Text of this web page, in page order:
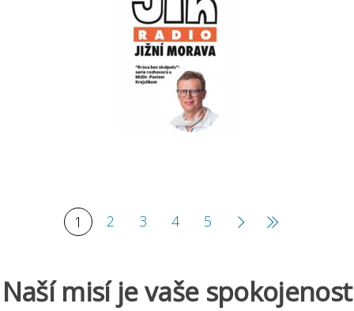
1 2 3 4 5
Naší misí je vaše spokojenost